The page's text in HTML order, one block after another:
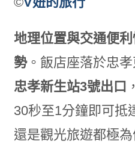
地理位置與交通便
勢。飯店座落於忠孝
忠孝新生站3號出口
30秒至1分鐘即可抵
還是觀光旅遊都極